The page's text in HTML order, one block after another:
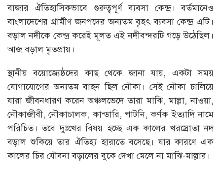
বাজার ঐতিহাসিকভাবে গুরুত্বপূর্ণ ব্যবসা কেন্দ্র। বর্তমানেও
বাংলাদেশের গ্রামীণ জনপদের অন্যতম বৃহৎ ব্যবসা কেন্দ্র এটি।
বড়াল নদীকে কেন্দ্র করেই মূলত এই নদীবন্দরটি গড়ে উঠেছিল।
আজ বড়াল মৃতপ্রায়।
স্থানীয় বয়োজ্যেষ্ঠদের কাছ থেকে জানা যায়, একটা সময়
যোগাযোগের অন্যতম বাহন ছিল নৌকা। সেই নৌকা চালিয়ে
যারা জীবনধারণ করেন অঞ্চলভেদে তারা মাঝি, মাল্লা, নাওয়া,
নৌকাজীবী, নৌকাচালক, কান্ডারি, পাটনি, কর্ণক ইত্যাদি নামে
পরিচিত। তবে দুঃখের বিষয় হচ্ছে এক কালের খরস্রোতা নদ
বড়াল শুকিয়ে তার ঐতিহ্য হারাতে বসেছে। যার কারণে এক
কালের চির যৌবনা বড়ালের বুকে দেখা মেলে না মাঝি-মাল্লার।